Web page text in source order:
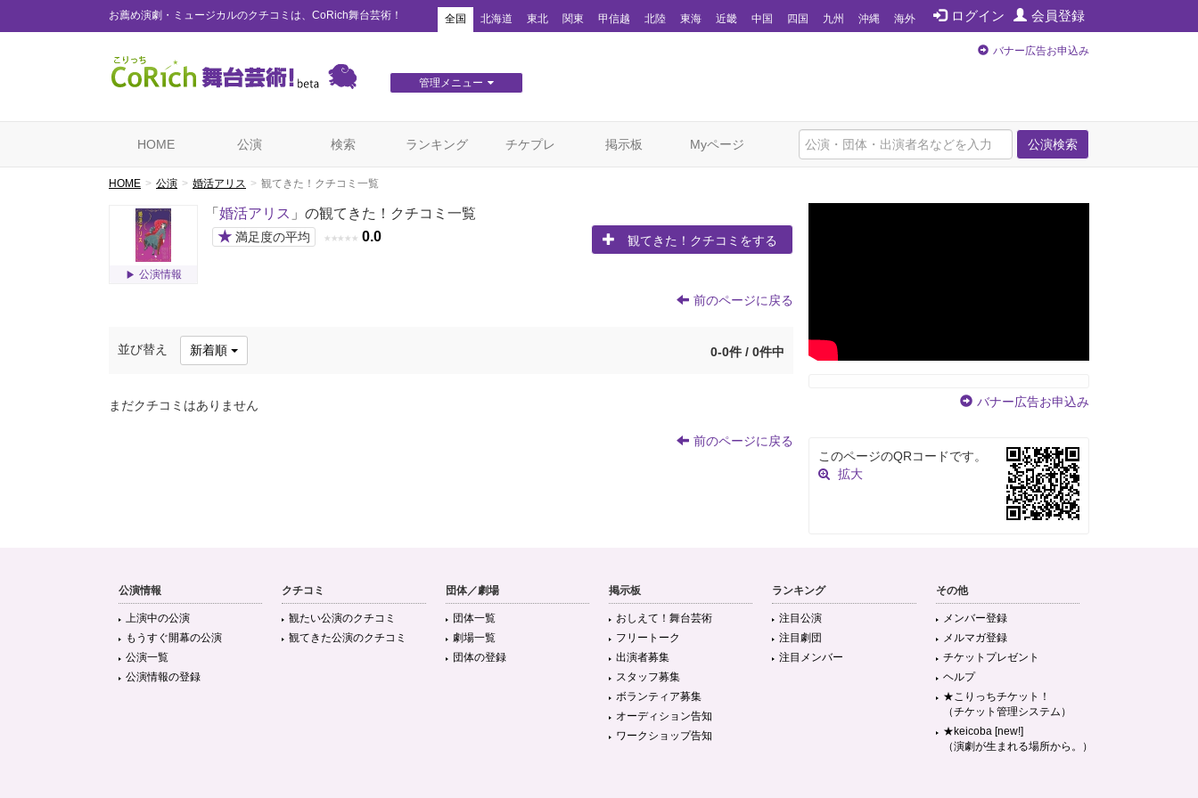
お薦め演劇・ミュージカルのクチコミは、CoRich舞台芸術！ ログイン 会員登録
全国 北海道 東北 関東 甲信越 北陸 東海 近畿 中国 四国 九州 沖縄 海外
管理メニュー
バナー広告お申込み
公演検索
HOME 公演 検索 ランキング チケプレ 掲示板 Myページ
HOME 公演 婚活アリス 観てきた！クチコミ一覧
公演情報
「 婚活アリス 」の観てきた！クチコミ一覧
★ 満足度の平均 ★ ★ ★ ★ ★ 0.0 観てきた！クチコミをする
前のページに戻る
並び替え 新着順 0-0件 / 0件中
まだクチコミはありません
前のページに戻る
バナー広告お申込み
このページのQRコードです。
拡大
公演情報
上演中の公演
もうすぐ開幕の公演
公演一覧
公演情報の登録
クチコミ
観たい公演のクチコミ
観てきた公演のクチコミ
団体／劇場
団体一覧
劇場一覧
団体の登録
掲示板
おしえて！舞台芸術
フリートーク
出演者募集
スタッフ募集
ボランティア募集
オーディション告知
ワークショップ告知
ランキング
注目公演
注目劇団
注目メンバー
その他
メンバー登録
メルマガ登録
チケットプレゼント
ヘルプ
★こりっちチケット！
（チケット管理システム）
★keicoba [new!]
（演劇が生まれる場所から。）